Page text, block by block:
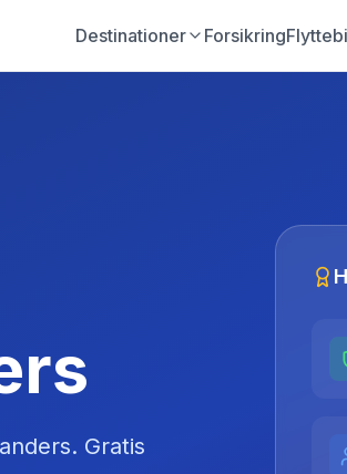
Destinationer Forsikring
. Gratis